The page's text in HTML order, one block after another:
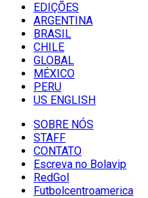
EDIÇÕES
ARGENTINA
BRASIL
CHILE
GLOBAL
MÉXICO
PERU
US ENGLISH
SOBRE NÓS
STAFF
CONTATO
Escreva no Bolavip
RedGol
Futbolcentroamerica